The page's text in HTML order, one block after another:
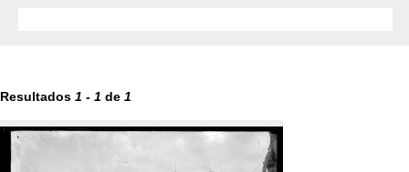
Resultados 1 - 1 de 1